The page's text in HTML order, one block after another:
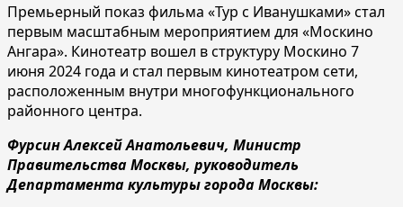
Премьерный показ фильма «Тур с Иванушками» стал
первым масштабным мероприятием для «Москино
Ангара». Кинотеатр вошел в структуру Москино 7
июня 2024 года и стал первым кинотеатром сети,
расположенным внутри многофункционального
районного центра.
Фурсин Алексей Анатольевич, Министр
Правительства Москвы, руководитель
Департамента культуры города Москвы: